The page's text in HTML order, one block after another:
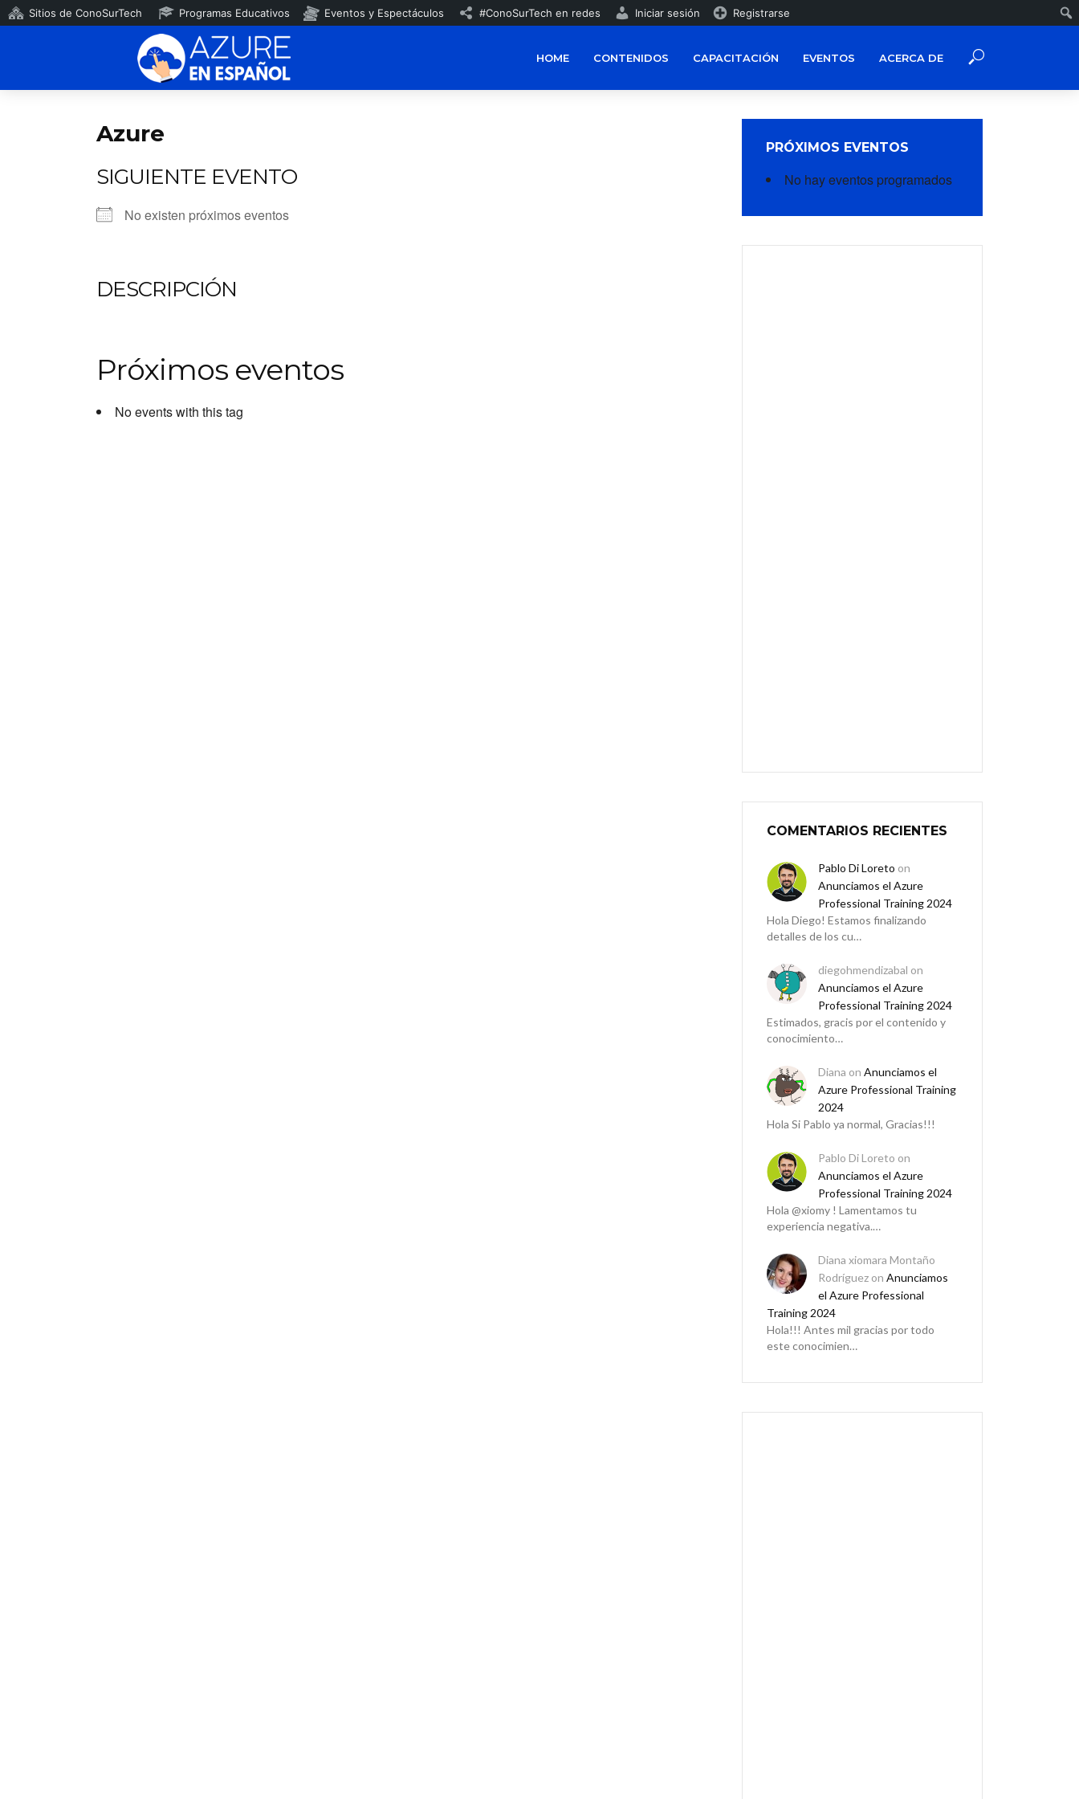
HOME CONTENIDOS CAPACITACIÓN EVENTOS ACERCA DE
Azure
SIGUIENTE EVENTO
No existen próximos eventos
DESCRIPCIÓN
Próximos eventos
No events with this tag
PRÓXIMOS EVENTOS
No hay eventos programados
COMENTARIOS RECIENTES
Pablo Di Loreto on
Anunciamos el Azure
Professional Training 2024
Hola Diego! Estamos finalizando
detalles de los cu…
diegohmendizabal on
Anunciamos el Azure
Professional Training 2024
Estimados, gracis por el contenido y
conocimiento…
Diana on Anunciamos el
Azure Professional Training
2024
Hola Si Pablo ya normal, Gracias!!!
Pablo Di Loreto on
Anunciamos el Azure
Professional Training 2024
Hola @xiomy ! Lamentamos tu
experiencia negativa.…
Diana xiomara Montaño
Rodríguez on Anunciamos
el Azure Professional
Training 2024
Hola!!! Antes mil gracias por todo
este conocimien…
Sitios de ConoSurTech Programas Educativos Eventos y Espectáculos #ConoSurTech en redes Iniciar sesión Registrarse